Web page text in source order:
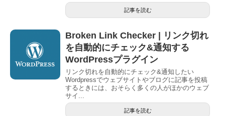
記事を読む
Broken Link Checker | リンク切れ
を自動的にチェック&通知する
WordPressプラグイン
リンク切れを自動的にチェック&通知したい
Wordpressでウェブサイトやブログに記事を投稿
するときには、おそらく多くの人がほかのウェブ
サイ...
記事を読む